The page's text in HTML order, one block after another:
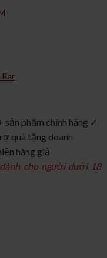
Bar
phẩm chính hãng ✓
quà tặng doanh
hàng giả
cho người dưới 18